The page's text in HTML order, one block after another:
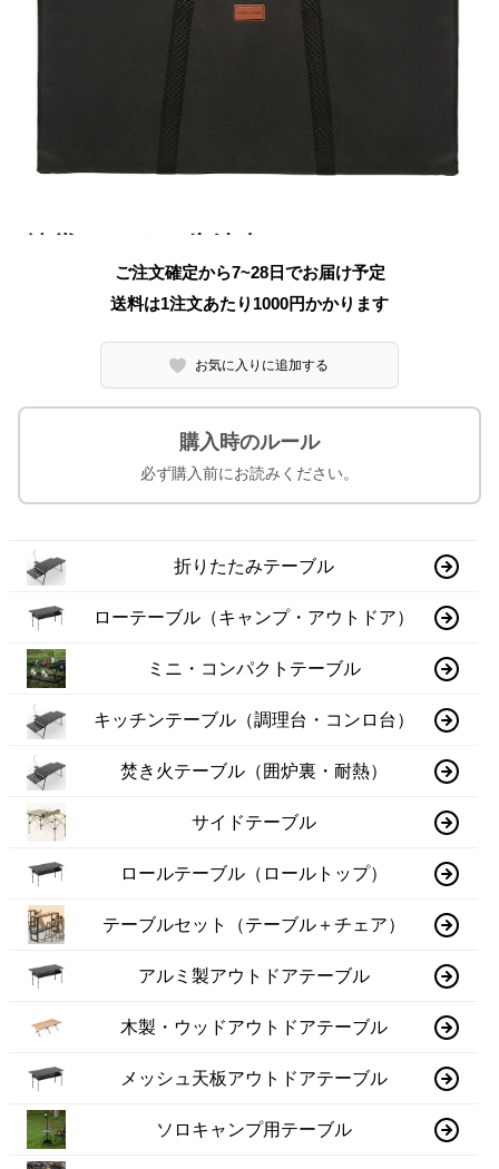
ご注文確定から7~28日でお届け予定
送料は1注文あたり 1000円かかります
お気に入りに追加する
購入時のルール
必ず購入前にお読みください。
折りたたみテーブル
ローテーブル（キャンプ・アウトドア）
ミニ・コンパクトテーブル
キッチンテーブル（調理台・コンロ台）
焚き火テーブル（囲炉裏・耐熱）
サイドテーブル
ロールテーブル（ロールトップ）
テーブルセット（テーブル＋チェア）
アルミ製アウトドアテーブル
木製・ウッドアウトドアテーブル
メッシュ天板アウトドアテーブル
ソロキャンプ用テーブル